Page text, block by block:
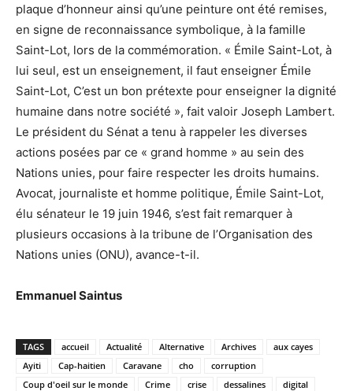
plaque d’honneur ainsi qu’une peinture ont été remises,
en signe de reconnaissance symbolique, à la famille
Saint-Lot, lors de la commémoration. « Émile Saint-Lot, à
lui seul, est un enseignement, il faut enseigner Émile
Saint-Lot, C’est un bon prétexte pour enseigner la dignité
humaine dans notre société », fait valoir Joseph Lambert.
Le président du Sénat a tenu à rappeler les diverses
actions posées par ce « grand homme » au sein des
Nations unies, pour faire respecter les droits humains.
Avocat, journaliste et homme politique, Émile Saint-Lot,
élu sénateur le 19 juin 1946, s’est fait remarquer à
plusieurs occasions à la tribune de l’Organisation des
Nations unies (ONU), avance-t-il.
Emmanuel Saintus
TAGS accueil Actualité Alternative Archives
aux cayes
Ayiti
Cap-haitien Caravane cho
corruption
Coup d'oeil sur le monde
Crime crise dessalines
digital